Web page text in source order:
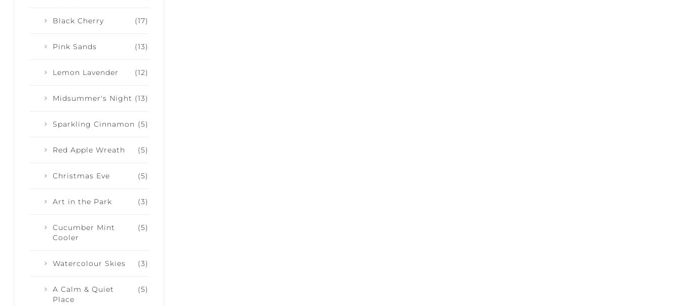
(17)
Black Cherry
(13)
Pink Sands
(12)
Lemon Lavender
(13)
Midsummer's Night
(5)
Sparkling Cinnamon
(5)
Red Apple Wreath
(5)
Christmas Eve
(3)
Art in the Park
(5)
Cucumber Mint
Cooler
(3)
Watercolour Skies
(5)
A Calm & Quiet
Place